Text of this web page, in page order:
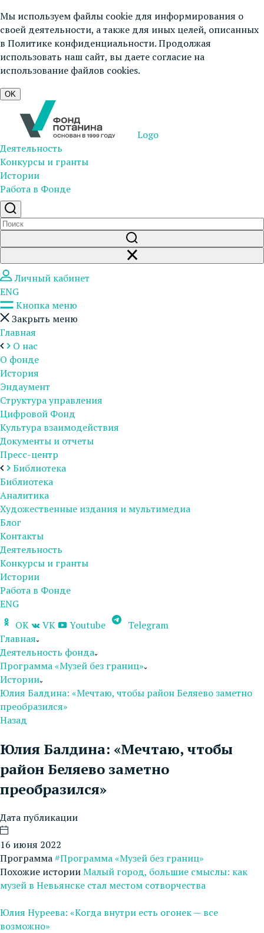
Мы используем файлы cookie для информирования о
своей деятельности, а также для иных целей, описанных
в Политике конфиденциальности. Продолжая
использовать наш сайт, вы даете согласие на
использование файлов cookies.
OK
Logo
Деятельность
Конкурсы и гранты
Истории
Работа в Фонде
Личный кабинет
ENG
Кнопка меню
Закрыть меню
Главная
О нас
О фонде
История
Эндаумент
Структура управления
Цифровой Фонд
Культура взаимодействия
Документы и отчеты
Пресс-центр
Библиотека
Библиотека
Аналитика
Художественные издания и мультимедиа
Блог
Контакты
Деятельность
Конкурсы и гранты
Истории
Работа в Фонде
ENG
OK
VK Youtube
Telegram
Главная
Деятельность фонда
Программа «Музей без границ»
Истории
Юлия Балдина: «Мечтаю, чтобы район Беляево заметно
преобразился»
Назад
Юлия Балдина: «Мечтаю, чтобы
район Беляево заметно
преобразился»
Дата публикации
16 июня 2022
Программа#Программа «Музей без границ»
Похожие историиМалый город, большие смыслы: как
музей в Невьянске стал местом сотворчества
Юлия Нуреева: «Когда внутри есть огонек — все
возможно»